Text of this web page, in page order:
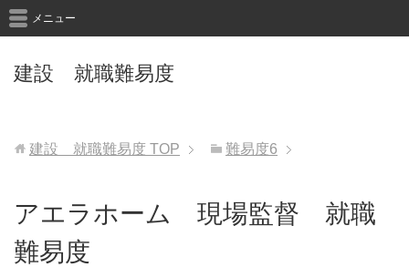
建設 就職難易度
メニュー
建設 就職難易度 TOP 難易度6
アエラホーム 現場監督 就職
難易度